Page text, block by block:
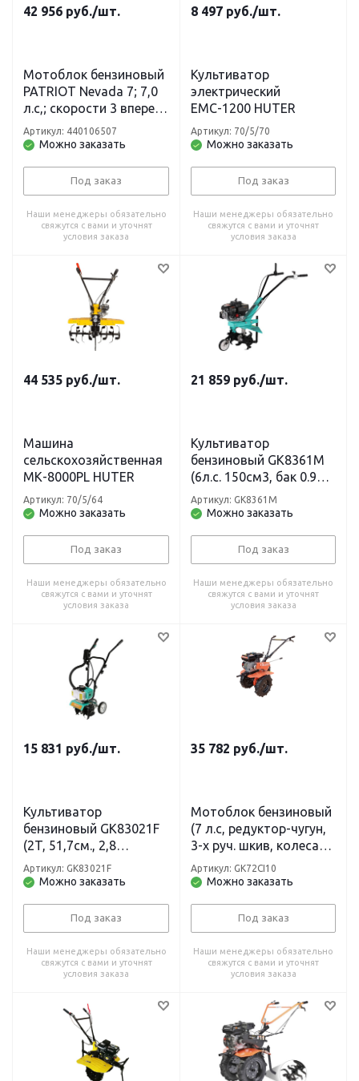
42 956 руб./шт.
Мотоблок бензиновый
PATRIOT Nevada 7; 7,0
л.с,; скорости 3 вперед,
1 назад;
пневматические колеса
Можно заказать
Артикул: 440106507
Под заказ
Наши менеджеры обязательно
свяжутся с вами и уточнят
условия заказа
8 497 руб./шт.
Культиватор
электрический
ЕМС-1200 HUTER
Можно заказать
Артикул: 70/5/70
Под заказ
Наши менеджеры обязательно
свяжутся с вами и уточнят
условия заказа
44 535 руб./шт.
Машина
cельскохозяйственная
МК-8000РL HUTER
Можно заказать
Артикул: 70/5/64
Под заказ
Наши менеджеры обязательно
свяжутся с вами и уточнят
условия заказа
21 859 руб./шт.
Культиватор
бензиновый GK8361M
(6л.с. 150см3, бак 0.9л,
ширина 40см, глубина
25см) STURM
Можно заказать
Артикул: GK8361M
Под заказ
Наши менеджеры обязательно
свяжутся с вами и уточнят
условия заказа
15 831 руб./шт.
Культиватор
бензиновый GK83021F
(2T, 51,7см., 2,8
л.с.,Шир24 см, Глуб 21
см ВЫНОСНОЙ
Можно заказать
Артикул: GK83021F
Под заказ
Наши менеджеры обязательно
свяжутся с вами и уточнят
условия заказа
35 782 руб./шт.
Мотоблок бензиновый
(7 л.с, редуктор-чугун,
3-х руч. шкив, колеса
4.00-10) STURM
Можно заказать
Артикул: GK72CI10
Под заказ
Наши менеджеры обязательно
свяжутся с вами и уточнят
условия заказа